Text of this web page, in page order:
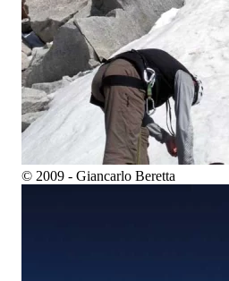
© 2009 - Giancarlo Beretta